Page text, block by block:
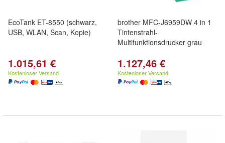
EcoTank ET-8550 (schwarz,
USB, WLAN, Scan, Kopie)
1.015,61 €
Kostenloser Versand
brother MFC-J6959DW 4 in 1
Tintenstrahl-
Multifunktionsdrucker grau
1.127,46 €
Kostenloser Versand